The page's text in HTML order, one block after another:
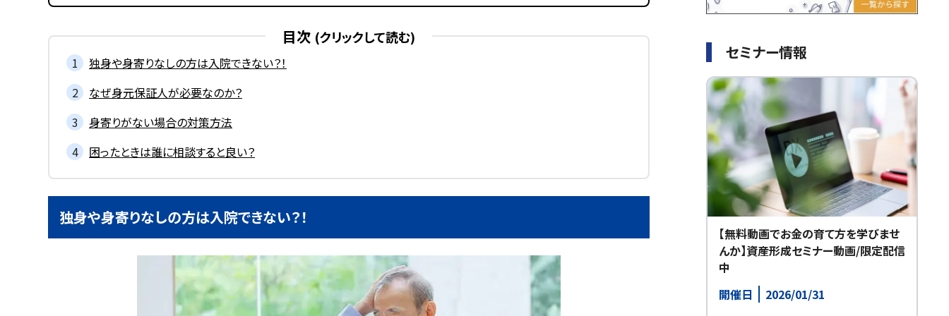
目次
独身や身寄りなしの方は入院できない？！
なぜ身元保証人が必要なのか？
身寄りがない場合の対策方法
困ったときは誰に相談すると良い？
独身や身寄りなしの方は入院できない？！
セミナー情報
【無料動画でお金の育て方を学びませ
んか】資産形成セミナー動画/限定配信
中
開催日
2026/01/31